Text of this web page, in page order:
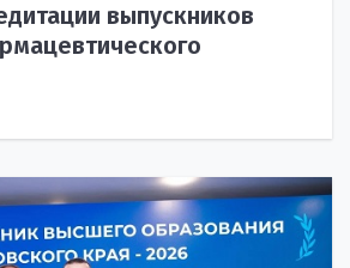
выпускников